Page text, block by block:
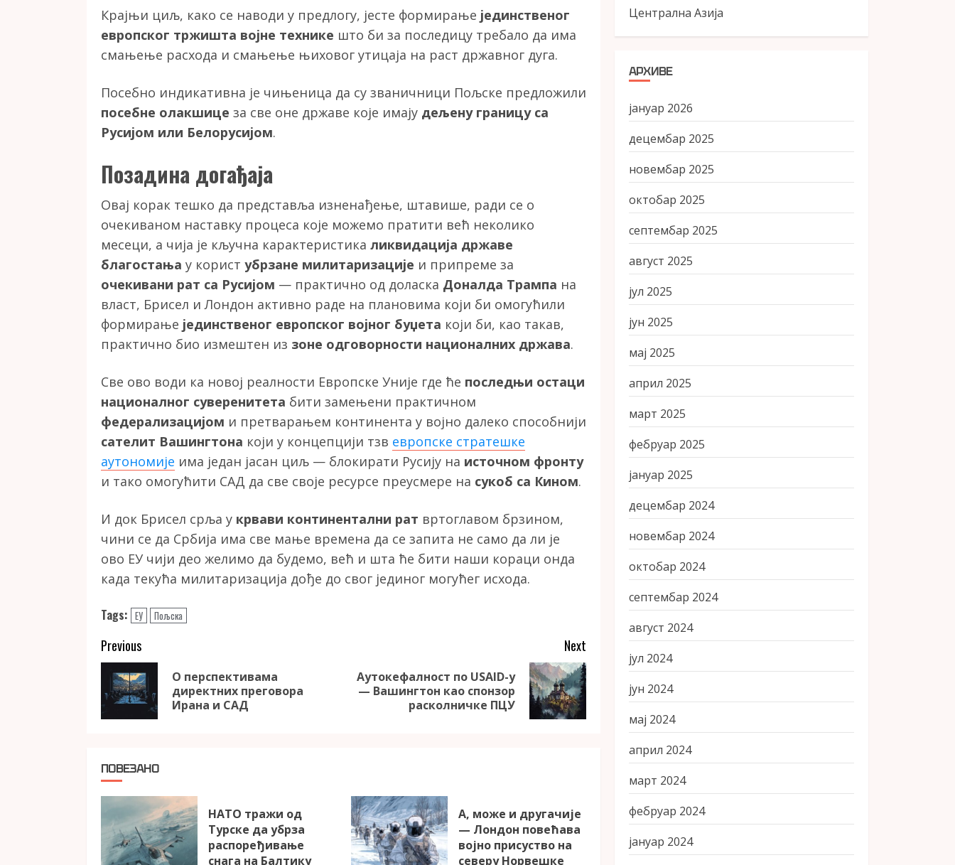
Крајњи циљ, како се наводи у предлогу, јесте формирање јединственог
европског тржишта војне технике што би за последицу требало да има
смањење расхода и смањење њиховог утицаја на раст државног дуга.
Посебно индикативна је чињеница да су званичници Пољске предложили
посебне олакшице за све оне државе које имају дељену границу са
Русијом или Белорусијом.
Позадина догађаја
Овај корак тешко да представља изненађење, штавише, ради се о
очекиваном наставку процеса које можемо пратити већ неколико
месеци, а чија је кључна карактеристика ликвидација државе
благостања у корист убрзане милитаризације и припреме за
очекивани рат са Русијом — практично од доласка Доналда Трампа на
власт, Брисел и Лондон активно раде на плановима који би омогућили
формирање јединственог европског војног буџета који би, као такав,
практично био измештен из зоне одговорности националних држава.
Све ово води ка новој реалности Европске Уније где ће последњи остаци
националног суверенитета бити замењени практичном
федерализацијом и претварањем континента у војно далеко способнији
сателит Вашингтона који у концепцији тзв европске стратешке
аутономије има један јасан циљ — блокирати Русију на источном фронту
и тако омогућити САД да све своје ресурсе преусмере на сукоб са Кином.
И док Брисел срља у крвави континентални рат вртоглавом брзином,
чини се да Србија има све мање времена да се запита не само да ли је
ово ЕУ чији део желимо да будемо, већ и шта ће бити наши кораци онда
када текућа милитаризација дође до свог јединог могућег исхода.
Tags: ЕУ Пољска
Continue
Reading
Previous
Previous
О перспективама
директних преговора
Ирана и САД
Next
Next
Аутокефалност по USAID-у
— Вашингтон као спонзор
расколничке ПЦУ
ПОВЕЗАНО
НАТО тражи од
Турске да убрза
распоређивање
снага на Балтику
А, може и другачије
— Лондон повећава
војно присуство на
северу Норвешке
Централна Азија
АРХИВЕ
јануар 2026
децембар 2025
новембар 2025
октобар 2025
септембар 2025
август 2025
јул 2025
јун 2025
мај 2025
април 2025
март 2025
фебруар 2025
јануар 2025
децембар 2024
новембар 2024
октобар 2024
септембар 2024
август 2024
јул 2024
јун 2024
мај 2024
април 2024
март 2024
фебруар 2024
јануар 2024